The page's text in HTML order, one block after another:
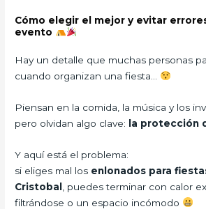
Cómo elegir el mejor y evitar
evento
Hay un detalle que muchas personas
cuando organizan una fiesta…
Piensan en la comida, la música y los
pero olvidan algo clave:
la protección
Y aquí está el problema:
si eliges mal los enlonados para
Cristobal
, puedes terminar con calor
filtrándose o un espacio incómodo